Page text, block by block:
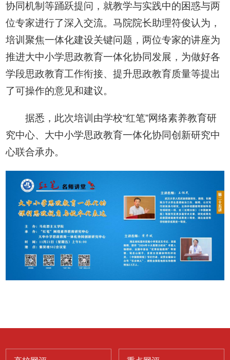
协同机制等踊跃提问，就教学与实践中的困惑与两
位专家进行了深入交流。马院院长助理符俊认为，
培训聚焦一体化建设关键问题，两位专家的讲座为
推进大中小学思政教育一体化协同发展，为做好各
学段思政教育工作衔接、提升思政教育质量等提出
了可操作的意见和建议。
据悉，此次培训由学校“红笔”网络素养教育研
究中心、大中小学思政教育一体化协同创新研究中
心联合承办。